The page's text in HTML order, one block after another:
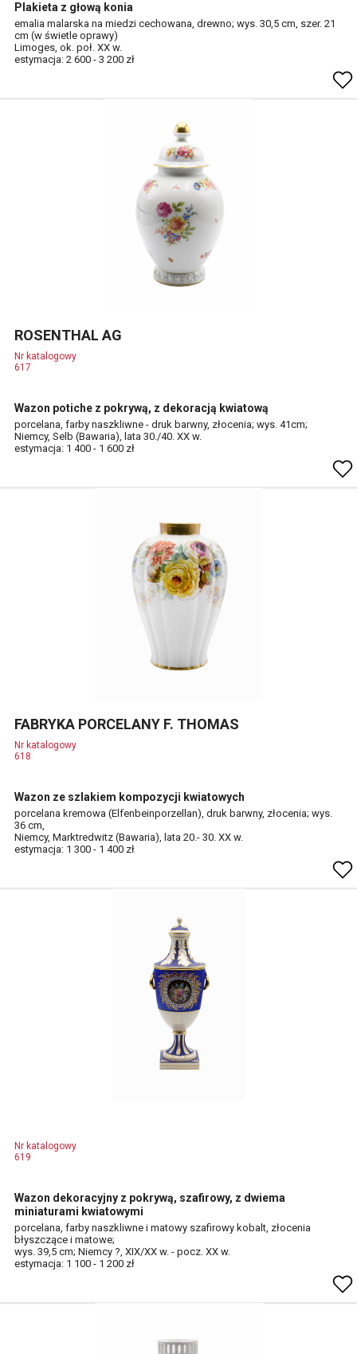
Plakieta z głową konia
emalia malarska na miedzi cechowana, drewno; wys. 30,5 cm, szer. 21
cm (w świetle oprawy)
Limoges, ok. poł. XX w.
estymacja: 2 600 - 3 200 zł
ROSENTHAL AG
Nr katalogowy
617
Wazon potiche z pokrywą, z dekoracją kwiatową
porcelana, farby naszkliwne - druk barwny, złocenia; wys. 41cm;
Niemcy, Selb (Bawaria), lata 30./40. XX w.
estymacja: 1 400 - 1 600 zł
FABRYKA PORCELANY F. THOMAS
Nr katalogowy
618
Wazon ze szlakiem kompozycji kwiatowych
porcelana kremowa (Elfenbeinporzellan), druk barwny, złocenia; wys.
36 cm,
Niemcy, Marktredwitz (Bawaria), lata 20.- 30. XX w.
estymacja: 1 300 - 1 400 zł
Nr katalogowy
619
Wazon dekoracyjny z pokrywą, szafirowy, z dwiema
miniaturami kwiatowymi
porcelana, farby naszkliwne i matowy szafirowy kobalt, złocenia
błyszczące i matowe;
wys. 39,5 cm; Niemcy ?, XIX/XX w. - pocz. XX w.
estymacja: 1 100 - 1 200 zł